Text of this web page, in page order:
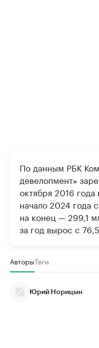
По данным РБК
девелопмент»
октября 2016
начало 2024 года
на конец — 299,1
за год вырос с
АвторыТеги
Юрий Норицын